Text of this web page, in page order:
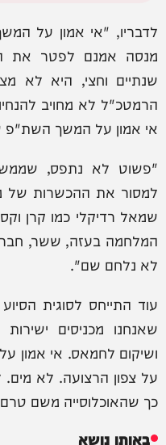
לדבריו, "אי אמון על
מנסה אמנם לפטר את
שנתיים וחצי, היא לא
הרמטכ"ל לא מחויב
אי אמון על המשך
"פשוט לא נתפס,
למסור את ההכשרות של
שמאל רדיקלי כמו קרן
המלחמה בעזה, ששר,
לא נלחם שם".
עוד התייחס לסוגית
שאנחנו מכניסים
ושיקום לחמאס. אי אמון
על צפון הרצועה. לא
כך שהאוכלוסייה משם
באותו נושא